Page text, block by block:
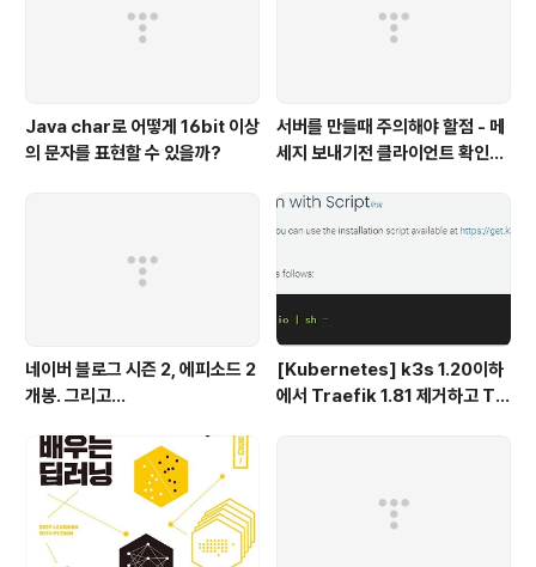
Java char로 어떻게 16bit 이상
의 문자를 표현할 수 있을까?
서버를 만들때 주의해야 할점 - 메
세지 보내기전 클라이언트 확인하
네이버 블로그 시즌 2, 에피소드 2
개봉. 그리고...
[Kubernetes] k3s 1.20이하
에서 Traefik 1.81 제거하고 Tr